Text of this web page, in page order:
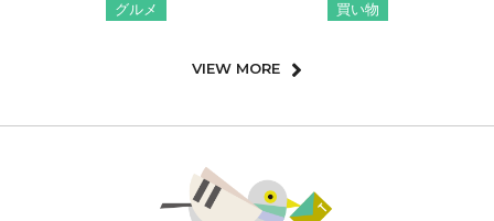
グルメ 買い物
VIEW MORE